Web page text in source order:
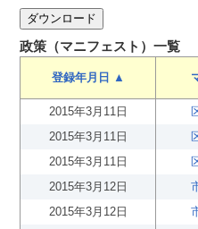
政策（マニフェスト）一覧
登録年月日 ▲
2015年3月11日
2015年3月11日
2015年3月11日
2015年3月12日
2015年3月12日